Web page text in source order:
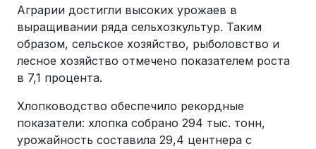
Аграрии достигли высоких урожаев в
выращивании ряда сельхозкультур. Таким
образом, сельское хозяйство, рыболовство и
лесное хозяйство отмечено показателем роста
в 7,1 процента.
Хлопководство обеспечило рекордные
показатели: хлопка собрано 294 тыс. тонн,
урожайность составила 29,4 центнера с